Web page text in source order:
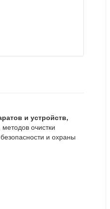
и устройств,
очистки
и охраны